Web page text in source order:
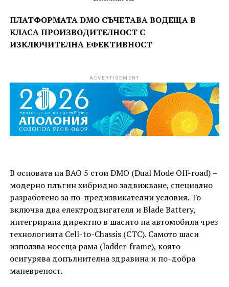
ПЛАТФОРМАТА DMO СЪЧЕТАВА ВОДЕЩА В
КЛАСА ПРОИЗВОДИТЕЛНОСТ С
ИЗКЛЮЧИТЕЛНА ЕФЕКТИВНОСТ
ADVERTISEMENT
В основата на BAO 5 стои DMO (Dual Mode Off-road) –
модерно плъгин хибридно задвижване, специално
разработено за по-предизвикателни условия. То
включва два електродвигателя и Blade Battery,
интегрирана директно в шасито на автомобила чрез
технологията Cell-to-Chassis (CTC). Самото шаси
използва носеща рама (ladder-frame), която
осигурява допълнителна здравина и по-добра
маневреност.